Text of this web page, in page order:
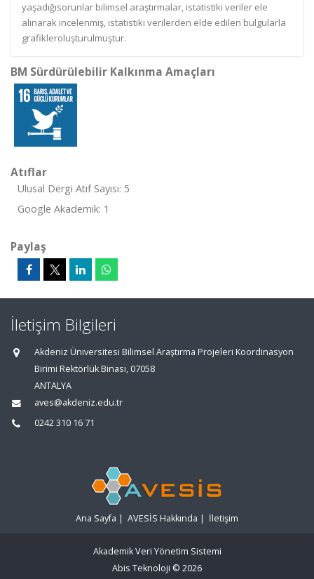
yaşadığısorunlar bilimsel araştırmalar, istatistiki veriler ele
alınarak incelenmiş, istatistiki verilerden elde edilen bulgularla
grafikleroluşturulmuştur.
BM Sürdürülebilir Kalkınma Amaçları
Atıflar
Ulusal Dergi Atıf Sayısı: 5
Google Akademik: 1
Paylaş
İletişim Bilgileri
Akdeniz Üniversitesi Bilimsel Araştırma Projeleri Koordinasyon
Birimi Rektörlük Binası, 07058
ANTALYA
aves@akdeniz.edu.tr
0242 310 16 71
Ana Sayfa | AVESİS Hakkında | İletişim
Akademik Veri Yönetim Sistemi
Abis Teknoloji © 2026